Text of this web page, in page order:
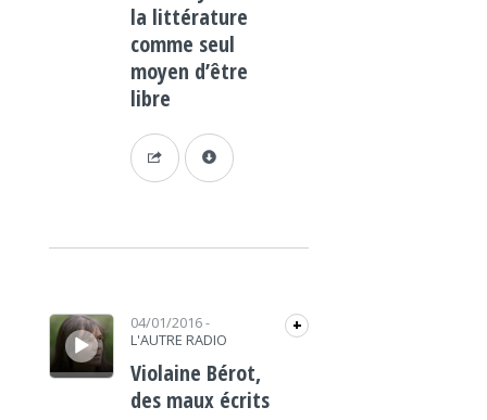
la littérature
comme seul
moyen d’être
libre
Lecteur audio 04/01/2016-
L'AUTRE RADIO
+
Violaine Bérot,
des maux écrits